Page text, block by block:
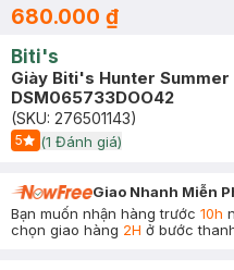
680.000 ₫
Biti's
Giày Biti's Hunter
DSM065733DOO42
(SKU: 276501143)
5
Start Icon
(1 Đánh giá)
Giao Nhanh Miễn
Bạn muốn nhận hàng trước 10h
chọn giao hàng 2H ở bước